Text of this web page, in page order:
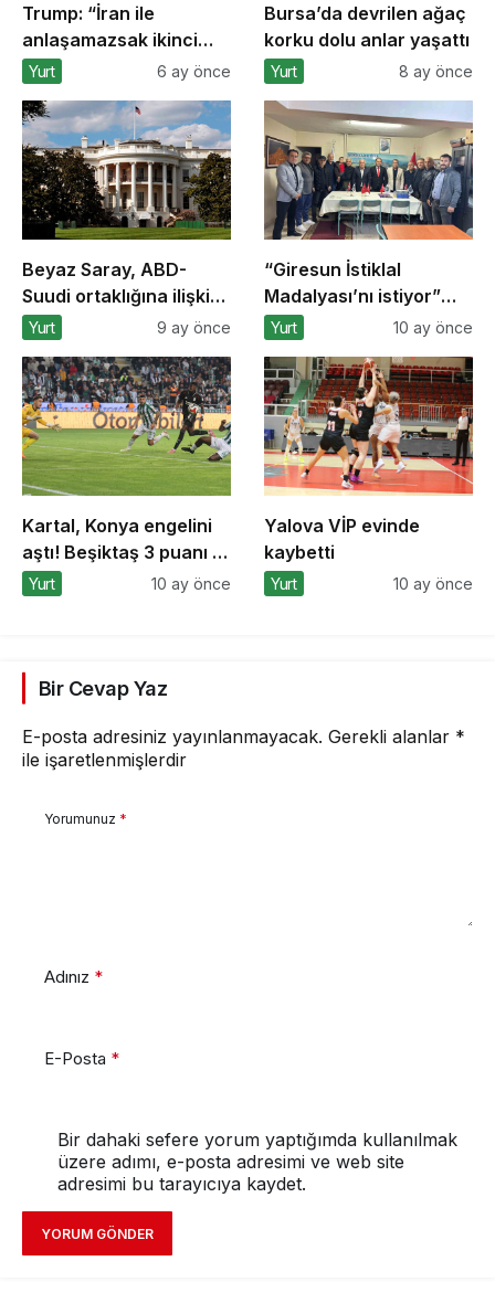
Trump: “İran ile
anlaşamazsak ikinci
aşamaya geçeceğiz”
Yurt 6 ay önce
Bursa’da devrilen ağaç
korku dolu anlar yaşattı
Yurt 8 ay önce
Beyaz Saray, ABD-
Suudi ortaklığına ilişkin
anlaşmaların
Yurt 9 ay önce
“Giresun İstiklal
Madalyası’nı istiyor”
kampanyasına
Yurt 10 ay önce
Kartal, Konya engelini
aştı! Beşiktaş 3 puanı 2
golle aldı
Yurt 10 ay önce
Yalova VİP evinde
kaybetti
Yurt 10 ay önce
Bir Cevap Yaz
E-posta adresiniz yayınlanmayacak. Gerekli alanlar *
ile işaretlenmişlerdir
Yorumunuz *
Adınız *
E-Posta *
Bir dahaki sefere yorum yaptığımda kullanılmak
üzere adımı, e-posta adresimi ve web site
adresimi bu tarayıcıya kaydet.
YORUM GÖNDER